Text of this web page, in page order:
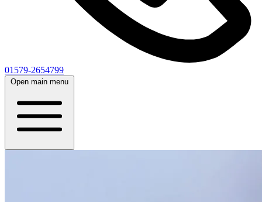
01579-2654799
Open main menu